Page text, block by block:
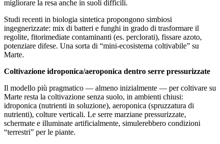
migliorare la resa anche in suoli difficili.
Studi recenti in biologia sintetica propongono simbiosi
ingegnerizzate: mix di batteri e funghi in grado di trasformare il
regolite, fitorimediate contaminanti (es. perclorati), fissare azoto,
potenziare difese. Una sorta di “mini-ecosistema coltivabile” su
Marte.
Coltivazione idroponica/aeroponica dentro serre pressurizzate
Il modello più pragmatico — almeno inizialmente — per coltivare su
Marte resta la coltivazione senza suolo, in ambienti chiusi:
idroponica (nutrienti in soluzione), aeroponica (spruzzatura di
nutrienti), colture verticali. Le serre marziane pressurizzate,
schermate e illuminate artificialmente, simulerebbero condizioni
“terrestri” per le piante.